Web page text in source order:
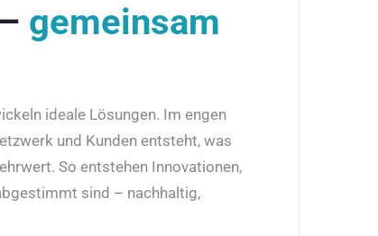
gemeinsam
ideale Lösungen. Im engen
und Kunden entsteht, was
So entstehen Innovationen,
sind – nachhaltig,